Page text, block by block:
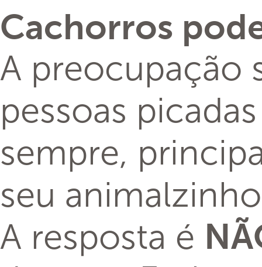
Cachorros
A preocupação
pessoas
sempre,
seu
A resposta é